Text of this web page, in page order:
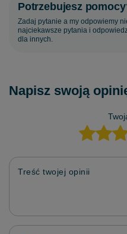
Potrzebujesz
Zadaj pytanie a my odpowiemy
najciekawsze pytania i
dla innych.
Napisz swoją
Treść twojej opinii